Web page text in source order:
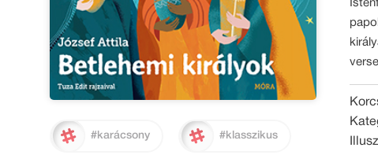
#karácsony #klasszikus